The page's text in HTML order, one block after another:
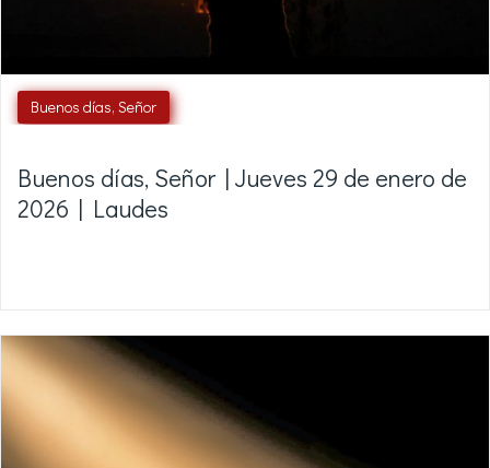
Buenos días, Señor
Buenos días, Señor | Jueves 29 de enero de
2026 | Laudes